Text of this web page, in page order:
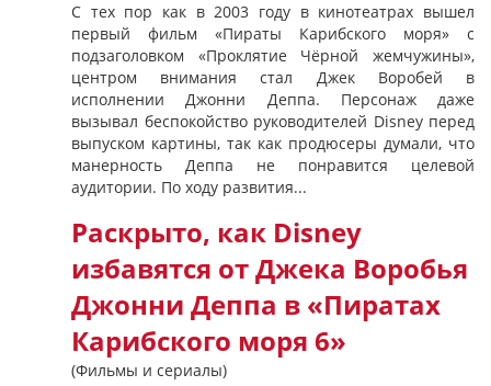
С тех пор как в 2003 году в кинотеатрах вышел
первый фильм «Пираты Карибского моря» с
подзаголовком «Проклятие Чёрной жемчужины»,
центром внимания стал Джек Воробей в
исполнении Джонни Деппа. Персонаж даже
вызывал беспокойство руководителей Disney перед
выпуском картины, так как продюсеры думали, что
манерность Деппа не понравится целевой
аудитории. По ходу развития...
Раскрыто, как Disney
избавятся от Джека Воробья
Джонни Деппа в «Пиратах
Карибского моря 6»
(Фильмы и сериалы)